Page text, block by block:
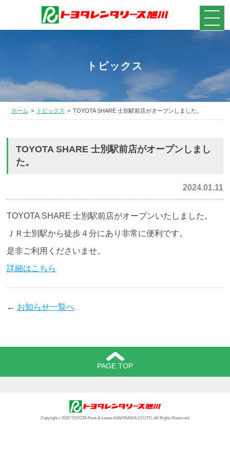
トピックス
ホーム トピックス TOYOTA SHARE 士別駅前店がオープンしました。
TOYOTA SHARE 士別駅前店がオープンしまし
た。
2024.01.11
TOYOTA SHARE 士別駅前店がオープンいたしました。
ＪＲ士別駅から徒歩４分にあり非常に便利です。
是非ご利用くださいませ。
詳細はこちら
← お知らせ一覧へ
PAGE TOP
Copyright c 2020 TOYOTA Rent-A-Lease ASAHIKAWA CO.LTD.,All Rights Reserved.